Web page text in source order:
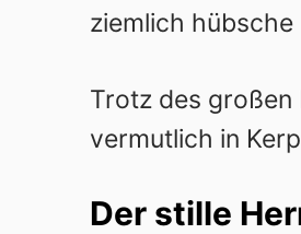
ziemlich
Trotz des
vermutlich in
Der stille